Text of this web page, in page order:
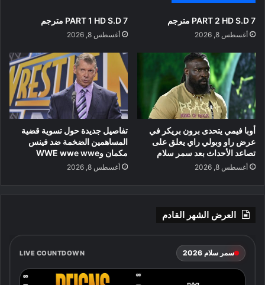
PART 2 HD S.D 7 مترجم
أغسطس 8, 2026
PART 1 HD S.D 7 مترجم
أغسطس 8, 2026
أوبا فيمي يتحدى برون بريكر في
عرض راو وبولي راي يعلق على
تصاعد الأحداث بعد سمر سلام
أغسطس 8, 2026
تفاصيل جديدة حول تسوية قضية
المساهمين الضخمة ضد فينس
مكمان وWWE wwe wwe
أغسطس 8, 2026
العرض الشهر القادم
سمر سلام 2026 LIVE COUNTDOWN